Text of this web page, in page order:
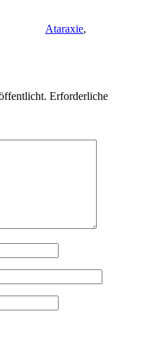
Ataraxie,
Erforderliche